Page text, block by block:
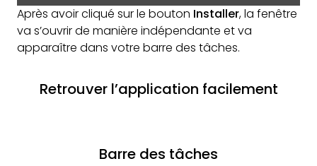
Après avoir cliqué sur le bouton Installer, la fenêtre
va s’ouvrir de manière indépendante et va
apparaître dans votre barre des tâches.
Retrouver l’application facilement
Barre des tâches